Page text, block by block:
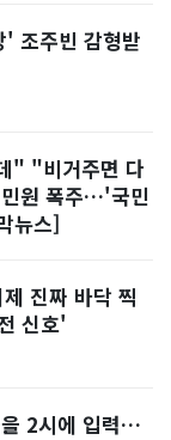
조주빈 감형받
" "비거주면 다
원 폭주…'국민
뉴스]
진짜 바닥 찍
신호'
2시에 입력…